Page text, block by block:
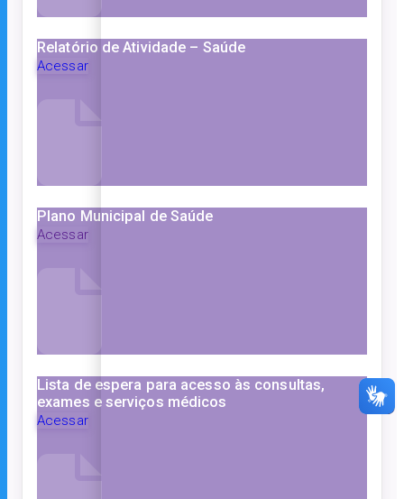
Relatório de Atividade – Saúde
Acessar
Plano Municipal de Saúde
Acessar
Lista de espera para acesso às consultas,
exames e serviços médicos
Acessar